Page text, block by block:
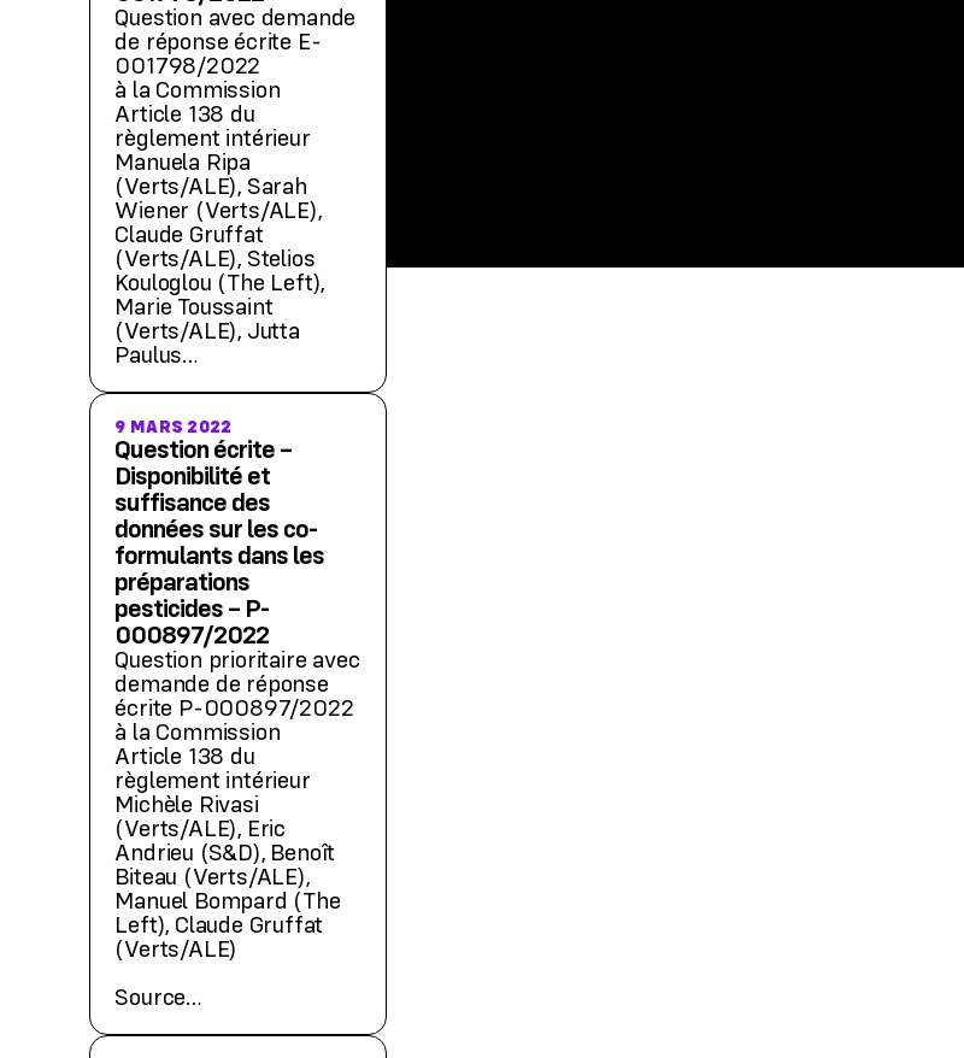
Question avec demande
de réponse écrite E-
001798/2022
à la Commission
Article 138 du
règlement intérieur
Manuela Ripa
(Verts/ALE), Sarah
Wiener (Verts/ALE),
Claude Gruffat
(Verts/ALE), Stelios
Kouloglou (The Left),
Marie Toussaint
(Verts/ALE), Jutta
Paulus…
9 MARS 2022
Question écrite –
Disponibilité et
suffisance des
données sur les co-
formulants dans les
préparations
pesticides – P-
000897/2022
Question prioritaire avec
demande de réponse
écrite P-000897/2022
à la Commission
Article 138 du
règlement intérieur
Michèle Rivasi
(Verts/ALE), Eric
Andrieu (S&D), Benoît
Biteau (Verts/ALE),
Manuel Bompard (The
Left), Claude Gruffat
(Verts/ALE)
Source…